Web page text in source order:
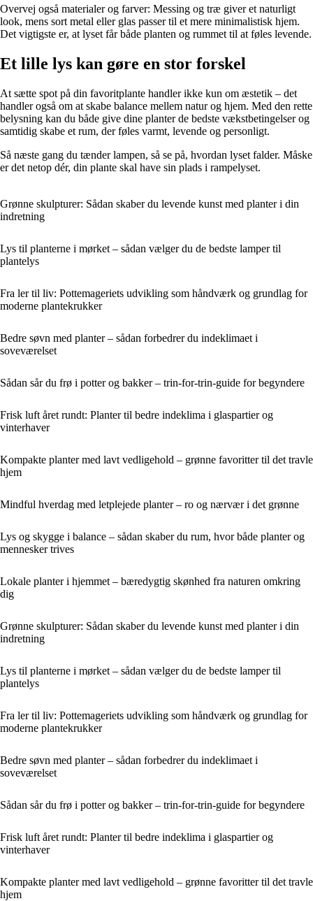
Overvej også materialer og farver: Messing og træ giver et naturligt
look, mens sort metal eller glas passer til et mere minimalistisk hjem.
Det vigtigste er, at lyset får både planten og rummet til at føles levende.
Et lille lys kan gøre en stor forskel
At sætte spot på din favoritplante handler ikke kun om æstetik – det
handler også om at skabe balance mellem natur og hjem. Med den rette
belysning kan du både give dine planter de bedste vækstbetingelser og
samtidig skabe et rum, der føles varmt, levende og personligt.
Så næste gang du tænder lampen, så se på, hvordan lyset falder. Måske
er det netop dér, din plante skal have sin plads i rampelyset.
Grønne skulpturer: Sådan skaber du levende kunst med planter i din
indretning
Lys til planterne i mørket – sådan vælger du de bedste lamper til
plantelys
Fra ler til liv: Pottemageriets udvikling som håndværk og grundlag for
moderne plantekrukker
Bedre søvn med planter – sådan forbedrer du indeklimaet i
soveværelset
Sådan sår du frø i potter og bakker – trin-for-trin-guide for begyndere
Frisk luft året rundt: Planter til bedre indeklima i glaspartier og
vinterhaver
Kompakte planter med lavt vedligehold – grønne favoritter til det travle
hjem
Mindful hverdag med letplejede planter – ro og nærvær i det grønne
Lys og skygge i balance – sådan skaber du rum, hvor både planter og
mennesker trives
Lokale planter i hjemmet – bæredygtig skønhed fra naturen omkring
dig
Grønne skulpturer: Sådan skaber du levende kunst med planter i din
indretning
Lys til planterne i mørket – sådan vælger du de bedste lamper til
plantelys
Fra ler til liv: Pottemageriets udvikling som håndværk og grundlag for
moderne plantekrukker
Bedre søvn med planter – sådan forbedrer du indeklimaet i
soveværelset
Sådan sår du frø i potter og bakker – trin-for-trin-guide for begyndere
Frisk luft året rundt: Planter til bedre indeklima i glaspartier og
vinterhaver
Kompakte planter med lavt vedligehold – grønne favoritter til det travle
hjem